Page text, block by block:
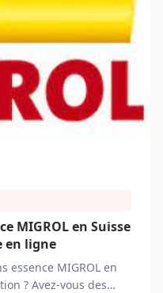
MIGROL en Suisse
en ligne
essence MIGROL en
des